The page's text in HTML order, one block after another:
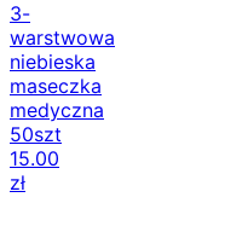
3-
warstwowa
niebieska
maseczka
medyczna
50szt
15.00
zł